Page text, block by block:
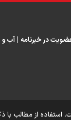
در خبرنامه آب و
استفاده از مطالب با